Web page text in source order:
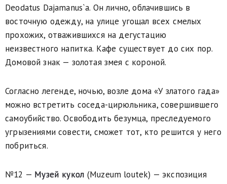
Deodatus Dajamanus`а. Он лично, облачившись в
восточную одежду, на улице угощал всех смелых
прохожих, отважившихся на дегустацию
неизвестного напитка. Кафе существует до сих пор.
Домовой знак — золотая змея с короной.
Согласно легенде, ночью, возле дома «У златого гада»
можно встретить соседа-цирюльника, совершившего
самоубийство. Освободить безумца, преследуемого
угрызениями совести, сможет тот, кто решится у него
побриться.
№12 — Музей кукол (Muzeum loutek) — экспозиция